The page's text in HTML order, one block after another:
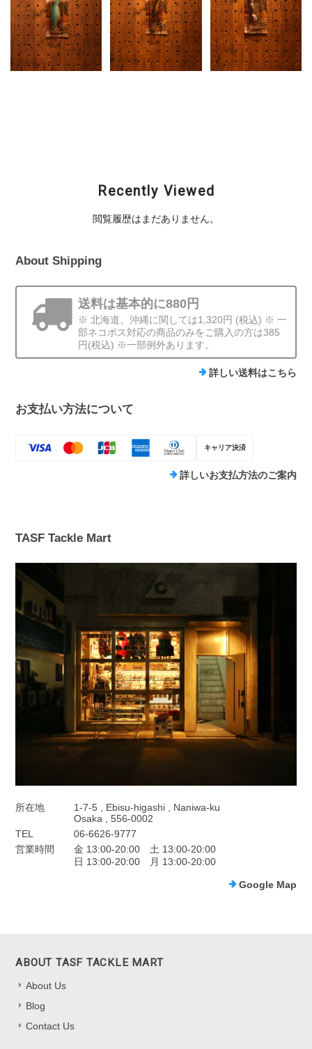
Recently Viewed
閲覧履歴はまだありません。
About Shipping
送料は基本的に880円
※ 北海道、沖縄に関しては1,320円 (税込) ※ 一
部ネコポス対応の商品のみをご購入の方は385
円(税込) ※一部例外あります。
詳しい送料はこちら
お支払い方法について
キャリア決済
詳しいお支払方法のご案内
TASF Tackle Mart
所在地
1-7-5 , Ebisu-higashi , Naniwa-ku
Osaka , 556-0002
TEL
06-6626-9777
営業時間
金 13:00-20:00 土 13:00-20:00
日 13:00-20:00 月 13:00-20:00
Google Map
ABOUT TASF TACKLE MART
About Us
Blog
Contact Us